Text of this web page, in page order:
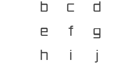
b
c
d
e
f
g
h
i
j